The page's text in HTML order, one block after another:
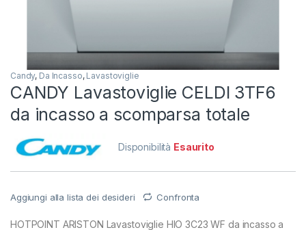
Candy, Da Incasso, Lavastoviglie
CANDY Lavastoviglie CELDI 3TF6
da incasso a scomparsa totale
Disponibilità Esaurito
Aggiungi alla lista dei desideri Confronta
HOTPOINT ARISTON Lavastoviglie HIO 3C23 WF da incasso a